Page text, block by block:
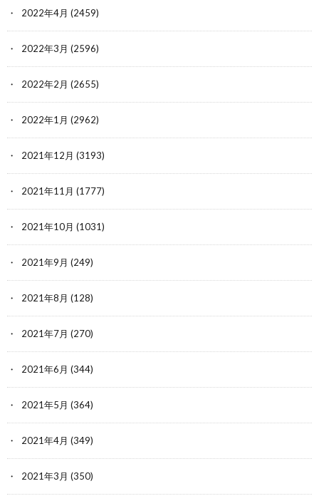
2022年4月 (2459)
2022年3月 (2596)
2022年2月 (2655)
2022年1月 (2962)
2021年12月 (3193)
2021年11月 (1777)
2021年10月 (1031)
2021年9月 (249)
2021年8月 (128)
2021年7月 (270)
2021年6月 (344)
2021年5月 (364)
2021年4月 (349)
2021年3月 (350)